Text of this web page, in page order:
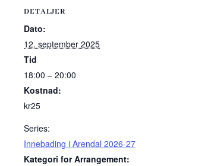
DETALJER
Dato:
12. september 2025
Tid
18:00 – 20:00
Kostnad:
kr25
Series:
Innebading i Arendal 2026-27
Kategori for Arrangement: